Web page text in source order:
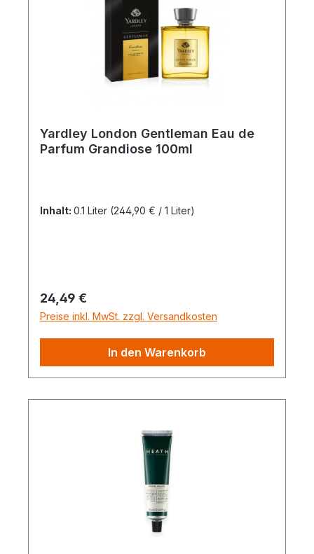
Yardley London Gentleman Eau de
Parfum Grandiose 100ml
Inhalt: 0.1 Liter (244,90 € / 1 Liter)
Regulärer Preis:
24,49 €
Preise inkl. MwSt. zzgl. Versandkosten
In den Warenkorb